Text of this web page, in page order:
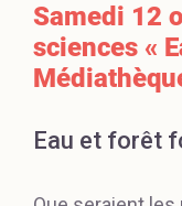
Samedi 12
sciences «
Eau et forêt